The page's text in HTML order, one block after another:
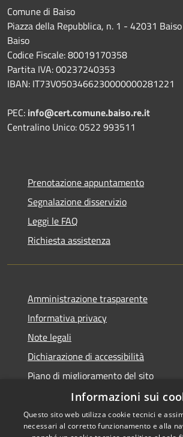
Comune di Baiso
Piazza della Repubblica, n. 1 - 42031
Baiso
Codice Fiscale: 80019170358
Partita IVA: 00237240353
IBAN: IT73V0503466230000000281221
PEC: info@cert.comune.baiso.re.it
Centralino Unico: 0522 993511
Prenotazione appuntamento
Segnalazione disservizio
Leggi le FAQ
Richiesta assistenza
Amministrazione trasparente
Informativa privacy
Note legali
Dichiarazione di accessibilità
Piano di miglioramento del sito
Informazioni sui
Questo sito web utilizza cookie tecnici e
necessari al corretto funzionamento e alla